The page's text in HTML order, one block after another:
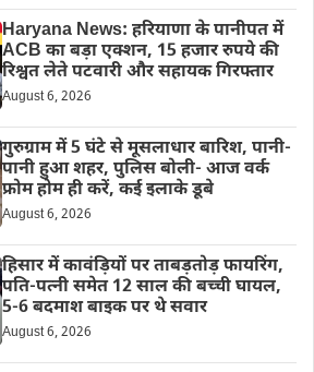
Haryana News: हरियाणा के पानीपत में
ACB का बड़ा एक्शन, 15 हजार रुपये की
रिश्वत लेते पटवारी और सहायक गिरफ्तार
August 6, 2026
गुरुग्राम में 5 घंटे से मूसलाधार बारिश, पानी-
पानी हुआ शहर, पुलिस बोली- आज वर्क
फ्रोम होम ही करें, कई इलाके डूबे
August 6, 2026
हिसार में कावंड़ियों पर ताबड़तोड़ फायरिंग,
पति-पत्नी समेत 12 साल की बच्ची घायल,
5-6 बदमाश बाइक पर थे सवार
August 6, 2026